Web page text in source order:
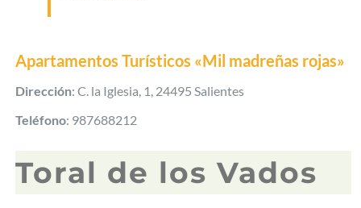
Apartamentos Turísticos «Mil madreñas rojas»
Dirección: C. la Iglesia, 1, 24495 Salientes
Teléfono: 987688212
Toral de los Vados